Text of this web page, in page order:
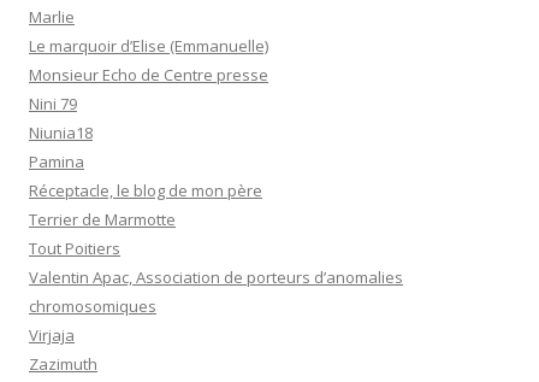
Marlie
Le marquoir d’Elise (Emmanuelle)
Monsieur Echo de Centre presse
Nini 79
Niunia18
Pamina
Réceptacle, le blog de mon père
Terrier de Marmotte
Tout Poitiers
Valentin Apac, Association de porteurs d’anomalies
chromosomiques
Virjaja
Zazimuth